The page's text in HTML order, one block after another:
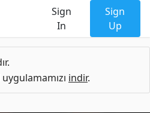
Sign
In
Sign
Up
indir.